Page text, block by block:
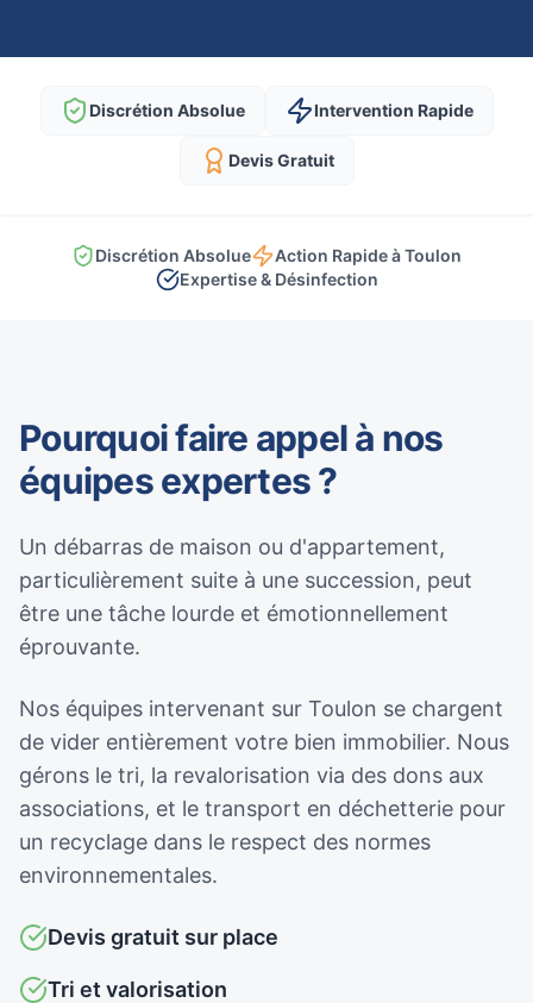
Discrétion Absolue Intervention Rapide
Devis Gratuit
Discrétion Absolue
Action Rapide à Toulon
Expertise & Désinfection
Pourquoi faire appel à nos
équipes expertes ?
Un débarras de maison ou d'appartement,
particulièrement suite à une succession, peut
être une tâche lourde et émotionnellement
éprouvante.
Nos équipes intervenant sur Toulon se chargent
de vider entièrement votre bien immobilier. Nous
gérons le tri, la revalorisation via des dons aux
associations, et le transport en déchetterie pour
un recyclage dans le respect des normes
environnementales.
Devis gratuit sur place
Tri et valorisation